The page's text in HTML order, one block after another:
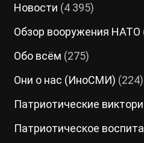
Новости (4 395)
Обзор вооружения НАТО
Обо всём (275)
Они о нас (ИноСМИ) (224)
Патриотические
Патриотическое